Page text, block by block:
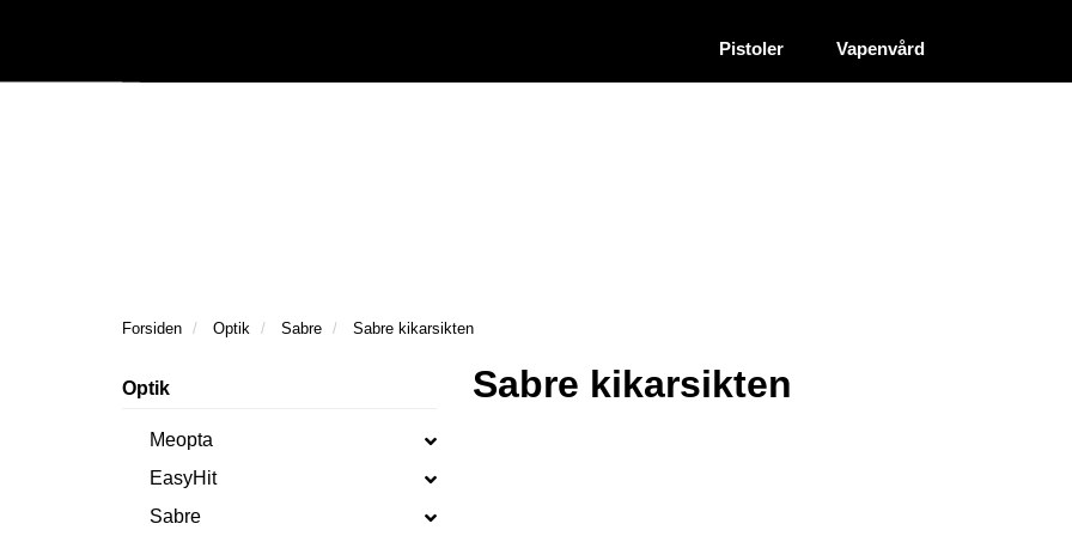
Pistoler Vapenvård
Forsiden Optik Sabre Sabre kikarsikten
Optik
Meopta
EasyHit
Sabre
Sabre kikarsikten